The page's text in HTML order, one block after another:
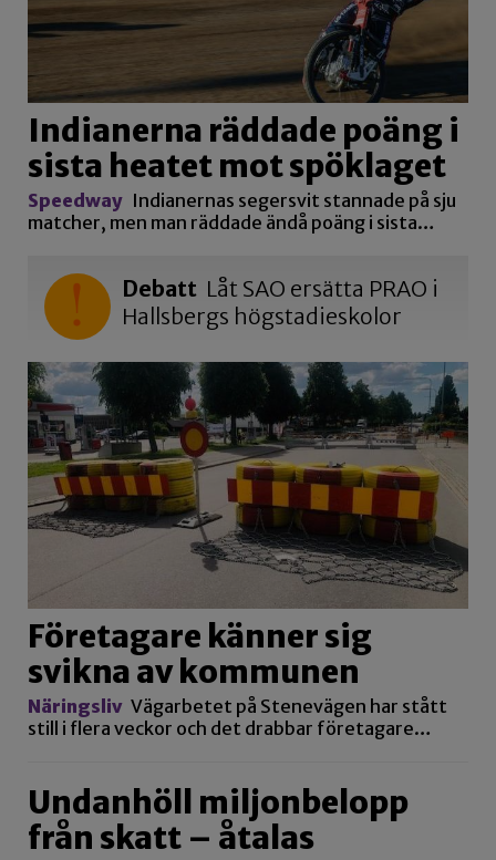
Indianerna räddade poäng i
sista heatet mot spöklaget
Speedway Indianernas segersvit stannade på sju
matcher, men man räddade ändå poäng i sista…
Debatt Låt SAO ersätta PRAO i
Hallsbergs högstadieskolor
Företagare känner sig
svikna av kommunen
Näringsliv Vägarbetet på Stenevägen har stått
still i flera veckor och det drabbar företagare…
Undanhöll miljonbelopp
från skatt – åtalas